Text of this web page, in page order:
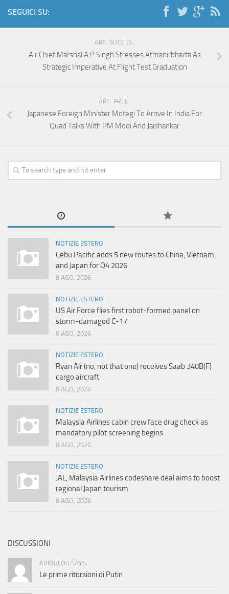
SEGUICI SU:
ART. SUCCES.
Air Chief Marshal A P Singh Stresses Atmanirbharta As
Strategic Imperative At Flight Test Graduation
ART. PREC.
Japanese Foreign Minister Motegi To Arrive In India For
Quad Talks With PM Modi And Jaishankar
NOTIZIE ESTERO
Cebu Pacific adds 5 new routes to China, Vietnam,
and Japan for Q4 2026
8 AGO, 2026
NOTIZIE ESTERO
US Air Force flies first robot-formed panel on
storm-damaged C-17
8 AGO, 2026
NOTIZIE ESTERO
Ryan Air (no, not that one) receives Saab 340B(F)
cargo aircraft
8 AGO, 2026
NOTIZIE ESTERO
Malaysia Airlines cabin crew face drug check as
mandatory pilot screening begins
8 AGO, 2026
NOTIZIE ESTERO
JAL, Malaysia Airlines codeshare deal aims to boost
regional Japan tourism
8 AGO, 2026
DISCUSSIONI
AVIOBLOG SAYS:
Le prime ritorsioni di Putin